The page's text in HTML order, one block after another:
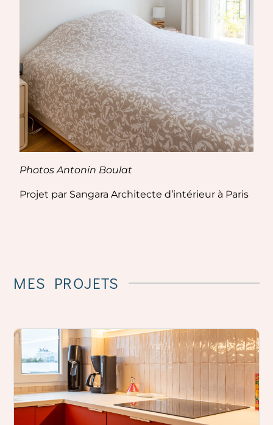
Photos Antonin Boulat
Projet par Sangara Architecte d’intérieur à Paris
MES PROJETS